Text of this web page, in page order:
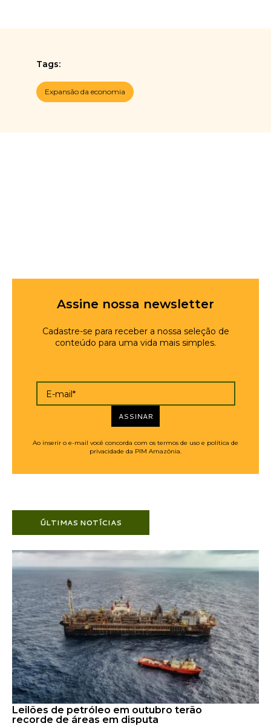
Tags:
Expansão da economia
Assine nossa newsletter
Cadastre-se para receber a nossa seleção de
conteúdo para uma vida mais simples.
E-mail*
ASSINAR
Ao inserir o e-mail você concorda com os termos de uso e política de
privacidade da PIM Amazônia.
ÚLTIMAS NOTÍCIAS
Leilões de petróleo em outubro terão
recorde de áreas em disputa